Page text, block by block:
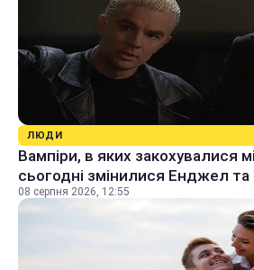
ЛЮДИ
Вампіри, в яких закохувалися
сьогодні змінилися Енджел та
08 серпня 2026, 12:55